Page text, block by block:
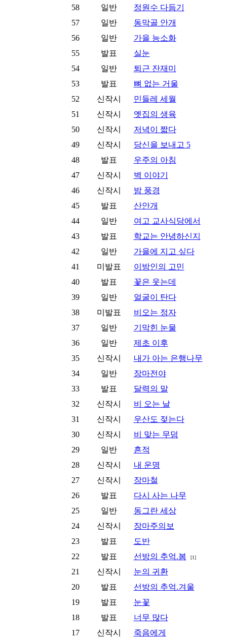
58
일반
정원수 다듬기
57
일반
동막골 안개
56
일반
가을 능소화
55
발표
실눈
54
일반
퇴근 잔재미
53
발표
뼈 없는 거울
52
신작시
민들레 세월
51
신작시
옛집의 생육
50
신작시
저녁이 짧다
49
신작시
당신을 보내고 5
48
발표
우주의 아침
47
신작시
벽 이야기
46
신작시
밤 풍경
45
발표
산안개
44
일반
여고 교사식당에서
43
발표
학교는 안녕하신지
42
일반
가을에 지고 싶다
41
미발표
이방인의 고민
40
발표
꽃은 웃는데
39
일반
얼굴이 탄다
38
미발표
비오는 정자
37
일반
기막힌 눈물
36
일반
제초 이후
35
신작시
내가 아는 은행나무
34
일반
장마전야
33
발표
달력의 말
32
신작시
비 오는 날
31
신작시
우산도 젖는다
30
신작시
비 맞는 무덤
29
일반
흔적
28
신작시
내 운명
27
신작시
장마철
26
발표
다시 사는 나무
25
일반
동그란 세상
24
신작시
장마주의보
23
발표
도반
22
발표 선방의 추억.봄 [1]
21 신작시
눈의 귀환
20
발표
선방의 추억.겨울
19
발표
눈꽃
18
발표
너무 많다
17
신작시 죽음에게